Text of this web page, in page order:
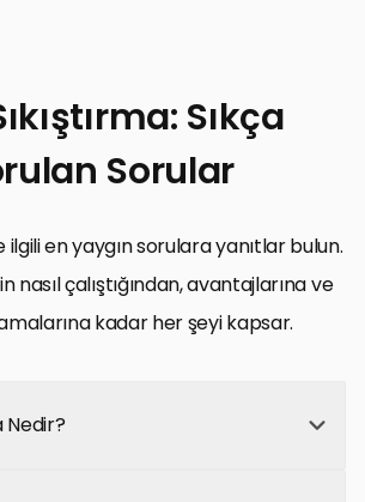
Sıkça
Sorular
ilgili en yaygın sorulara yanıtlar bulun.
nasıl çalıştığından, avantajlarına ve
kadar her şeyi kapsar.
Nedir?